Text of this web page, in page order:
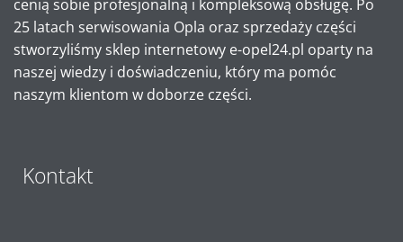
cenią sobie profesjonalną i kompleksową obsługę. Po
25 latach serwisowania Opla oraz sprzedaży części
stworzyliśmy sklep internetowy e-opel24.pl oparty na
naszej wiedzy i doświadczeniu, który ma pomóc
naszym klientom w doborze części.
Kontakt